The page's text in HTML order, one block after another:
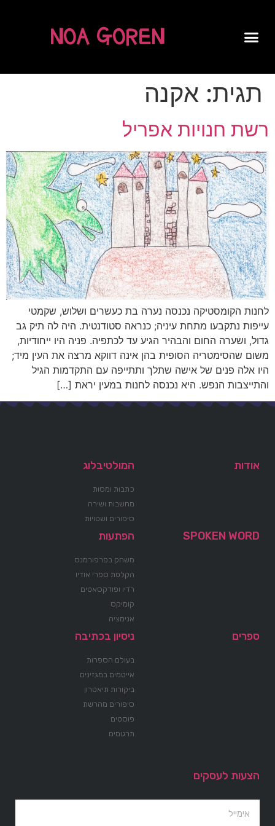
NOA GOREN
תגית: אקנה
רשת חנויות אפריל
לחנות הקומסטיקה נכנסה נערה בת כעשרים ושלוש, שקמטי
עייפות נתקבעו מתחת עיניה; כנראה סטודנטית. היה לה תיק גב
גדול, ושערה החום והבהיר הגיע עד לכתפיה. פניה היו ייחודיות,
משום שהסימטריה הסופית בהן אינה דווקא מרצה את העין מיד;
היו אלה פנים של אישה שתלך ותתייפה עם התקדמות הגיל
והתייצבות הנפש. היא נכנסה לחנות במעין יראת […]
אודות המולטיבלוג
כתבות ומסות
מחשבות ושירה
סיפורים ושטויות
SPOKEN WORD הפתעות
משחק בפרפורמנס
הקלטת ספרי אודיו
רדיו ופודקסאטים
קומיקס
אנימציה
ספרים ניסיון בכתיבה
בעולם הספרות
אייטמים במגזינים
ביקורות תיאטרון
סיפורים מהרשת
פוסטים
תרגומים
הצעות לעסקים